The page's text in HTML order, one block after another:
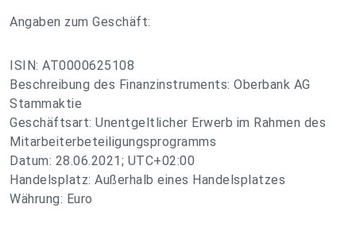
Angaben zum Geschäft:
ISIN: AT0000625108
Beschreibung des Finanzinstruments: Oberbank AG
Stammaktie
Geschäftsart: Unentgeltlicher Erwerb im Rahmen des
Mitarbeiterbeteiligungsprogramms
Datum: 28.06.2021; UTC+02:00
Handelsplatz: Außerhalb eines Handelsplatzes
Währung: Euro